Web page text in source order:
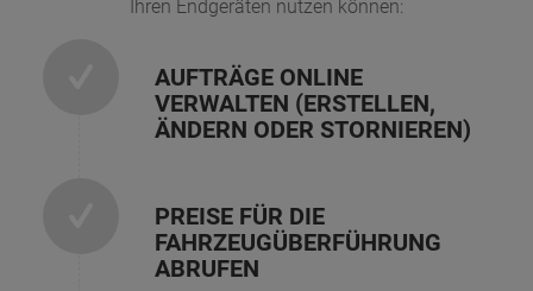
Ihren Endgeräten nutzen können:
AUFTRÄGE ONLINE
VERWALTEN (ERSTELLEN,
ÄNDERN ODER STORNIEREN)
PREISE FÜR DIE
FAHRZEUGÜBERFÜHRUNG
ABRUFEN